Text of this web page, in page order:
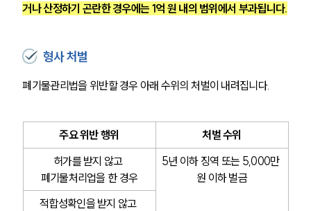
거나 산정하기 곤란한 경우에는 1억 원 내의 범위에서 부과됩니다.
형사 처벌
폐기물관리법을 위반할 경우 아래 수위의 처벌이 내려집니다.
주요 위반 행위
처벌 수위
허가를 받지 않고
폐기물처리업을 한 경우
5년 이하 징역 또는 5,000만
원 이하 벌금
적합성확인을 받지 않고